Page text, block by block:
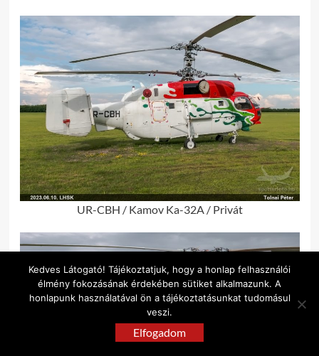
UR-CBH / Kamov Ka-32A / Privát
Kedves Látogató! Tájékoztatjuk, hogy a honlap felhasználói
élmény fokozásának érdekében sütiket alkalmazunk. A
honlapunk használatával ön a tájékoztatásunkat tudomásul
veszi.
Elfogadom